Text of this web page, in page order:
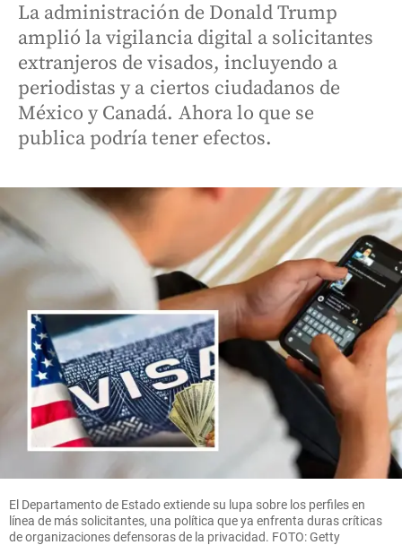
La administración de Donald Trump
amplió la vigilancia digital a solicitantes
extranjeros de visados, incluyendo a
periodistas y a ciertos ciudadanos de
México y Canadá. Ahora lo que se
publica podría tener efectos.
El Departamento de Estado extiende su lupa sobre los perfiles en
línea de más solicitantes, una política que ya enfrenta duras críticas
de organizaciones defensoras de la privacidad. FOTO: Getty